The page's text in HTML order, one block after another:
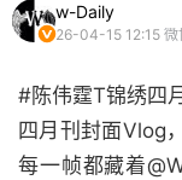
w-Daily
26-04-15 12:15 微
#陈伟霆T锦绣四
四月刊封面Vlog
每一帧都藏着